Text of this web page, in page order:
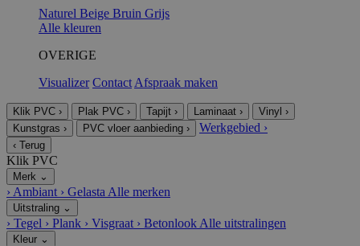
Naturel Beige Bruin Grijs
Alle kleuren
OVERIGE
Visualizer Contact Afspraak maken
Klik PVC › Plak PVC › Tapijt › Laminaat › Vinyl ›
Kunstgras › PVC vloer aanbieding › Werkgebied ›
‹ Terug
Klik PVC
Merk ⌄
› Ambiant › Gelasta Alle merken
Uitstraling ⌄
› Tegel › Plank › Visgraat › Betonlook Alle uitstralingen
Kleur ⌄